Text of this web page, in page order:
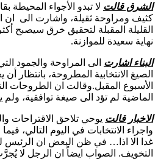
الشرق قالت لا تبدو الأجواء المحيطة
كثيف ومراوحة ثقيلة، واشارت الى ان
القليلة المقبلة لتحقيق خرق سيصبح
نهاية سعيدة للموازنة.
البناء اشارت الى المراوحة والجمود
الصيغ الانتخابية المطروحة، بانتظار
الأسبوع المقبل.وقالت ان الطروحات
الماضية لم تؤد الى صيغة توافقية،
الاخبار قالت يوحي تلاحق الاقتراحات
واجراء الانتخابات في اليوم التالي،
غدا الا اذا… في ظن البعض ان الرئيس
التخويف. الصواب ايضاً ان الرجل لا